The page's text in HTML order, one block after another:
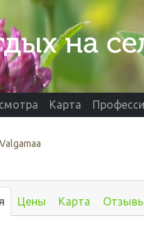
Карта
Цены Карта